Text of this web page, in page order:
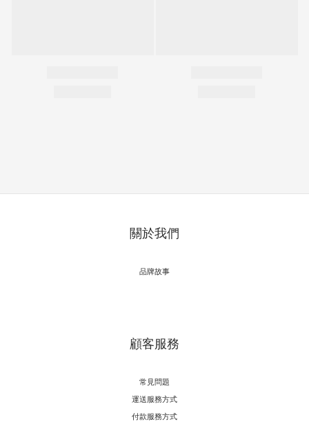
關於我們
品牌故事
顧客服務
常見問題
運送服務方式
付款服務方式